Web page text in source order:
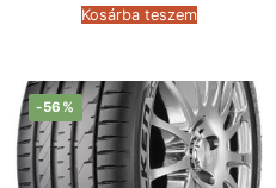
88.430 Ft.
Kosárba teszem
-56%